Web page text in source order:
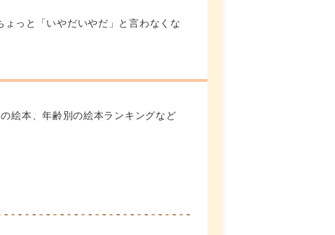
ょっと「いやだいやだ」と言わなくな
絵本、年齢別の絵本ランキングなど